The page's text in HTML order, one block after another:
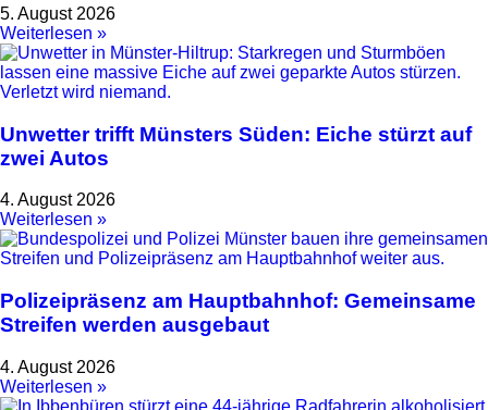
5. August 2026
Weiterlesen »
Unwetter trifft Münsters Süden: Eiche stürzt auf
zwei Autos
4. August 2026
Weiterlesen »
Polizeipräsenz am Hauptbahnhof: Gemeinsame
Streifen werden ausgebaut
4. August 2026
Weiterlesen »